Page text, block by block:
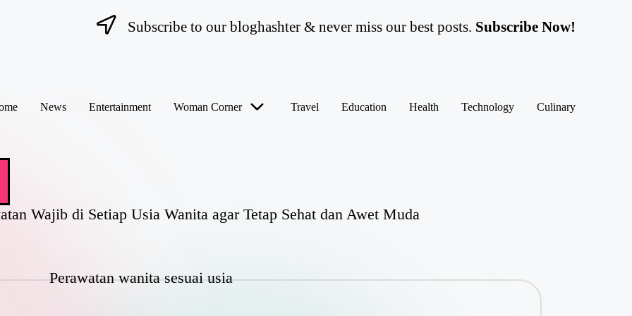
Subscribe to our bloghashter & never miss our best posts. Subscribe Now!
News Entertainment Woman Corner Travel Education Health Technology Culinary
Wajib di Setiap Usia Wanita agar Tetap Sehat dan Awet Muda
Perawatan wanita sesuai usia